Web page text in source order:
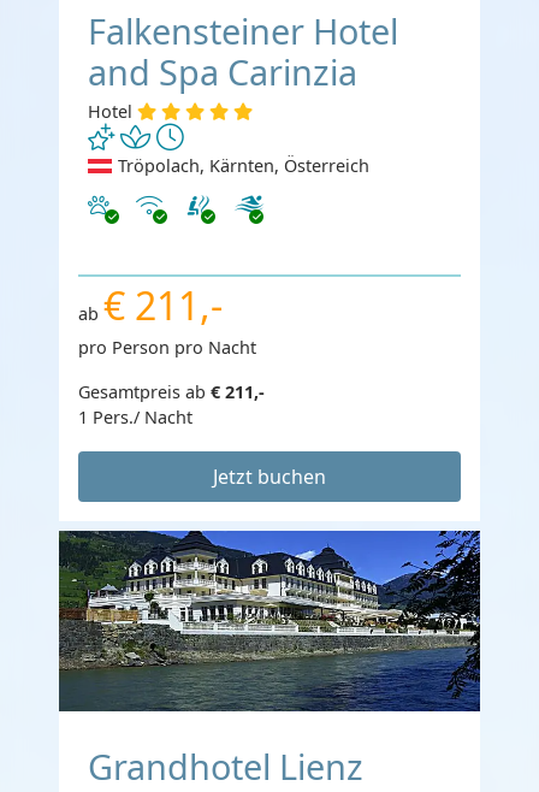
Falkensteiner Hotel
and Spa Carinzia
Hotel
Tröpolach, Kärnten, Österreich
Haustiere erlaubt
Internet
ab € 211,-
pro Person pro Nacht
Gesamtpreis ab € 211,-
1 Pers./ Nacht
Jetzt buchen
Grandhotel Lienz